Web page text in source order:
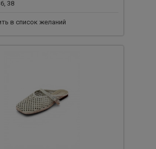
38
в список желаний